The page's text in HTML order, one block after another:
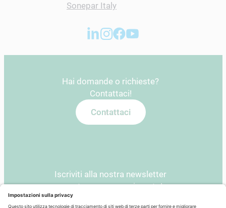
Sonepar Italy
Hai domande o richieste?
Contattaci!
Contattaci
Iscriviti alla nostra newsletter
e resta sempre aggiornato!
Newsletter